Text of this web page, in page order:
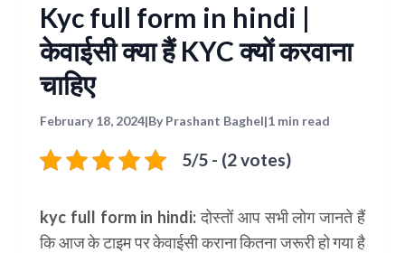
Kyc full form in hindi |
केवाईसी क्या हैं KYC क्यों करवाना
चाहिए
February 18, 2024|By Prashant Baghel|1 min read
5/5 - (2 votes)
kyc full form in hindi:दोस्तों आप सभी लोग जानते हैं
कि आज के टाइम पर केवाईसी कराना कितना जरूरी हो गया है